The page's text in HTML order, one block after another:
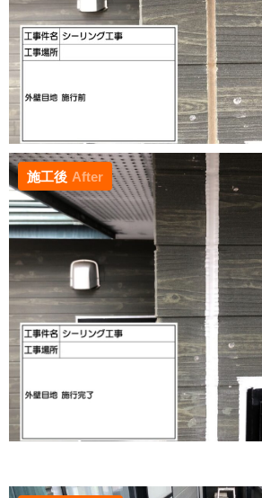
施工後 After